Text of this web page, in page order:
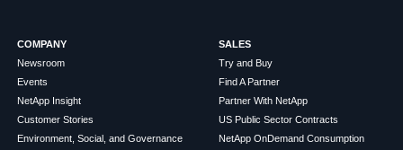
COMPANY
Newsroom
Events
NetApp Insight
Customer Stories
Environment, Social, and Governance
SALES
Try and Buy
Find A Partner
Partner With NetApp
US Public Sector Contracts
NetApp OnDemand Consumption